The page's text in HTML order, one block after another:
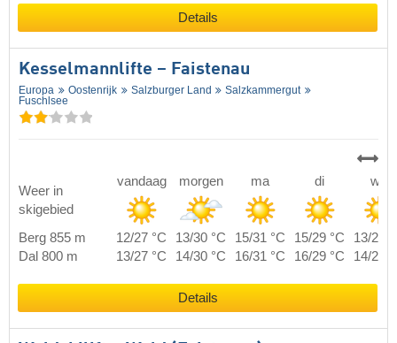
Details
Kesselmannlifte – Faistenau
Europa Oostenrijk Salzburger Land
Salzkammergut
Fuschlsee
Weer in
skigebied
vandaag morgen ma di wo
Berg 855 m 12/27 °C 13/30 °C 15/31 °C 15/29 °C
13/26
Dal 800 m
13/27 °C 14/30 °C 16/31 °C 16/29 °C 14/26
Details